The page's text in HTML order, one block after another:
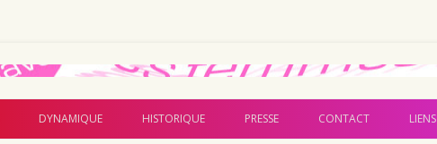
Aller au contenu principal
DYNAMIQUE HISTORIQUE PRESSE CONTACT LIENS